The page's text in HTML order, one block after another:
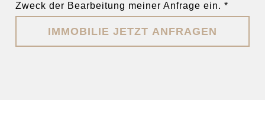
Zweck der Bearbeitung meiner Anfrage ein. *
IMMOBILIE JETZT ANFRAGEN